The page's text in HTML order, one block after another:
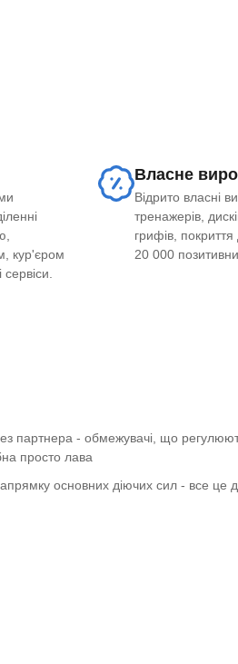
кур'єром
Власне
Відрито власні
тренажерів,
грифів,
20 000
- обмежувачі, що
просто лава
основних діючих сил - все це